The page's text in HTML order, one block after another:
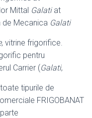
Mittal Galatiat
de Mecanica Galati
, vitrine frigorifice.
pentru
Carrier (Galati,
tipurile de
FRIGOBANAT